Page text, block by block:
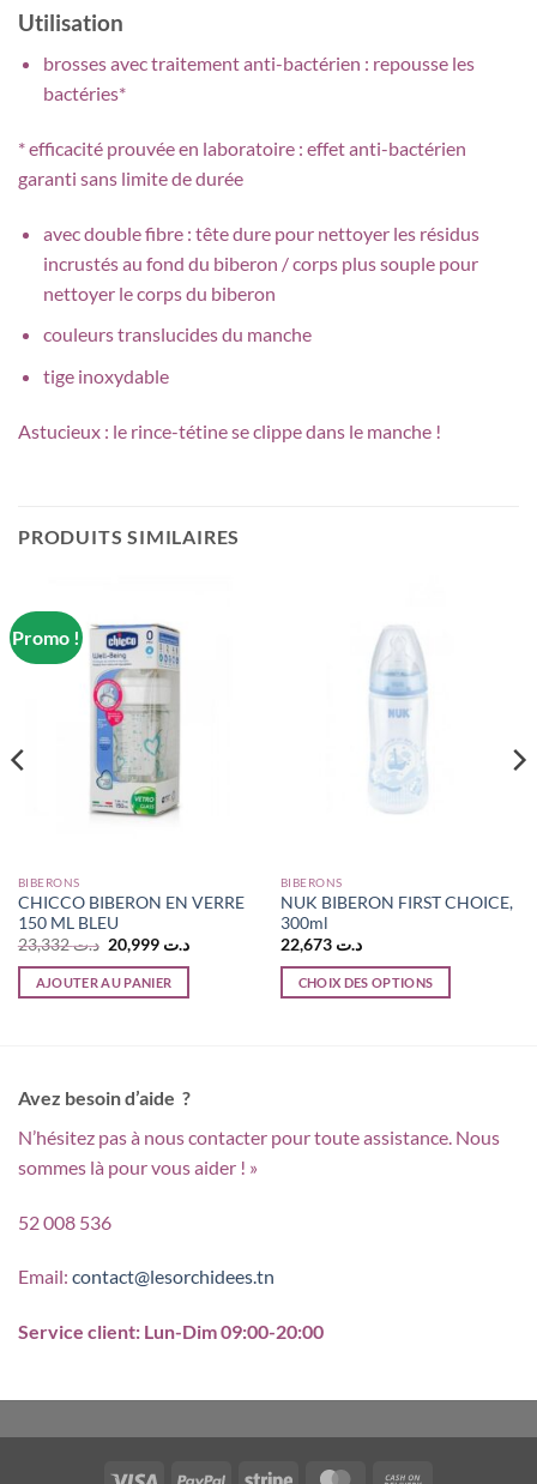
Utilisation
brosses avec traitement anti-bactérien : repousse les
bactéries*
* efficacité prouvée en laboratoire : effet anti-bactérien
garanti sans limite de durée
avec double fibre : tête dure pour nettoyer les résidus
incrustés au fond du biberon / corps plus souple pour
nettoyer le corps du biberon
couleurs translucides du manche
tige inoxydable
Astucieux : le rince-tétine se clippe dans le manche !
PRODUITS SIMILAIRES
Promo !
BIBERONS
CHICCO BIBERON EN VERRE
150 ML BLEU
د.ت23,332
Le
prix
initial
était :
د.ت 20,999
Le
AJOUTER AU PANIER
BIBERONS
NUK BIBERON FIRST CHOICE,
300ml
د.ت 22,673
CHOIX DES OPTIONS
Les
du
Avez besoin d’aide ?
N’hésitez pas à nous contacter pour toute assistance. Nous
sommes là pour vous aider ! »
52 008 536
Email: contact@lesorchidees.tn
Service client: Lun-Dim 09:00-20:00
Visa PayPal Stripe MasterCard